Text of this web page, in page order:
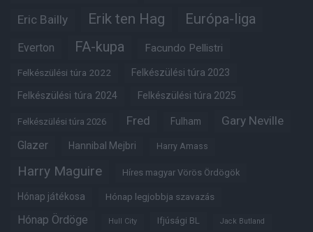
Eric Bailly Erik ten Hag Európa-liga
Everton FA-kupa Facundo Pellistri
Felkészülési túra 2022 Felkészülési túra 2023
Felkészülési túra 2024 Felkészülési túra 2025
Felkészülési túra 2026 Fred Fulham Gary Neville
Glazer Hannibal Mejbri Harry Amass
Harry Maguire Híres magyar Vörös Ördögök
Hónap játékosa Hónap legjobbja szavazás
Hónap Ördöge Hull City Ifjúsági BL Jack Butland